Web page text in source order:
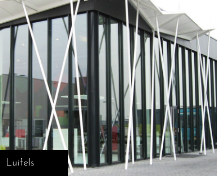
Luifels